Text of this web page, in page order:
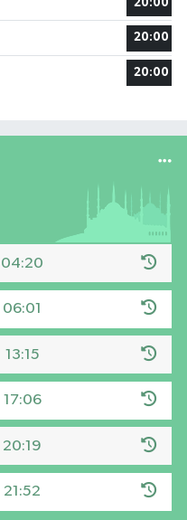
20:00
20:00
20:00
04:20
06:01
13:15
17:06
20:19
21:52